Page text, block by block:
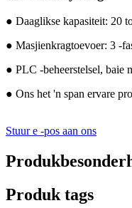
● Daaglikse kapasiteit: 20
● Masjienkragtoevoer: 3 -
● PLC -beheerstelsel, baie
● Ons het 'n span ervare
Stuur e -pos aan ons
Produk tags